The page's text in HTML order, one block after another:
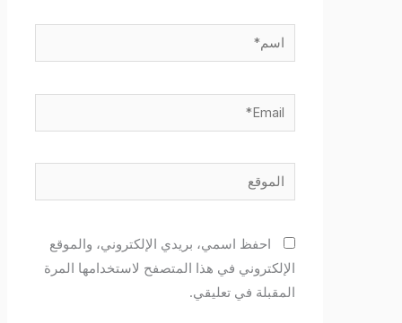
احفظ اسمي، بريدي الإلكتروني، والموقع
الإلكتروني في هذا المتصفح لاستخدامها المرة
المقبلة في تعليقي.